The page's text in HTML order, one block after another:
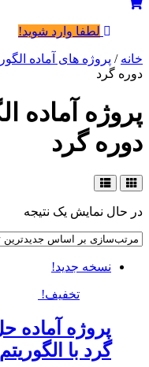
لطفا وارد شوید!
خانه / پروژه های آماده
دوره گرد
پروژه آماده
دوره گرد
در حال نمایش یک نتیجه
نسخه جدید!
تخفیف!
پروژه آماده
گرد با